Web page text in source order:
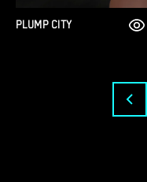
PLUMP CITY